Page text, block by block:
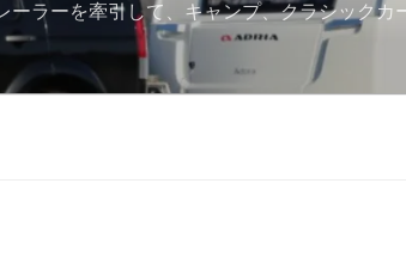
ーラーを牽引して、キャンプ、クラシックカ